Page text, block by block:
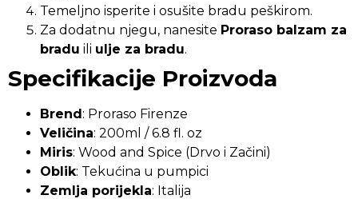
Temeljno isperite i osušite bradu peškirom.
Za dodatnu njegu, nanesite Proraso balzam za
bradu ili ulje za bradu.
Specifikacije Proizvoda
Brend: Proraso Firenze
Veličina: 200ml / 6.8 fl. oz
Miris: Wood and Spice (Drvo i Začini)
Oblik: Tekućina u pumpici
Zemlja porijekla: Italija